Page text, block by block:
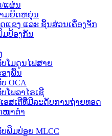
/ແຜ່ນ
ມຍືດຫຍຸ່ນ
ແຂງ ແລະ ຊິ້ນສ່ວນເຄື່ອງຈັກ
ມປ້ອງກັນ
ໂມດູນໄຟສາຍ
ອງພື້ນ
OCA
ໂພລາໄຣເຊີ
ອສເຕີທີ່ມີລະດັບການຖ່າຍທອດ
ໜາຕໍ່າ
ຟິມປ່ອຍ MLCC